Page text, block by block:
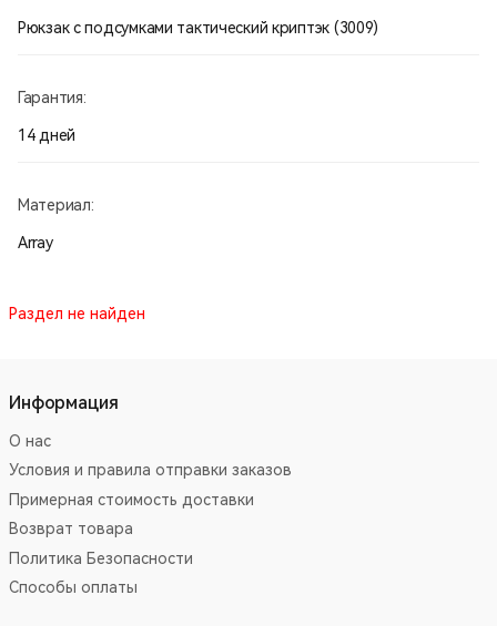
Рюкзак с подсумками тактический криптэк (3009)
Гарантия:
14 дней
Материал:
Array
Раздел не найден
Информация
О нас
Условия и правила отправки заказов
Примерная стоимость доставки
Возврат товара
Политика Безопасности
Способы оплаты